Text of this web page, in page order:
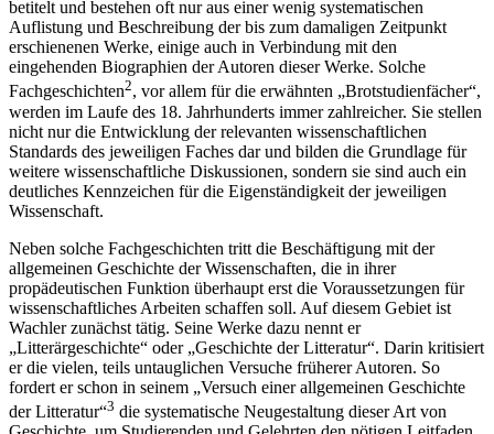
betitelt und bestehen oft nur aus einer wenig systematischen
Auflistung und Beschreibung der bis zum damaligen Zeitpunkt
erschienenen Werke, einige auch in Verbindung mit den
eingehenden Biographien der Autoren dieser Werke. Solche
Fachgeschichten2, vor allem für die erwähnten „Brotstudienfächer“,
werden im Laufe des 18. Jahrhunderts immer zahlreicher. Sie stellen
nicht nur die Entwicklung der relevanten wissenschaftlichen
Standards des jeweiligen Faches dar und bilden die Grundlage für
weitere wissenschaftliche Diskussionen, sondern sie sind auch ein
deutliches Kennzeichen für die Eigenständigkeit der jeweiligen
Wissenschaft.
Neben solche Fachgeschichten tritt die Beschäftigung mit der
allgemeinen Geschichte der Wissenschaften, die in ihrer
propädeutischen Funktion überhaupt erst die Voraussetzungen für
wissenschaftliches Arbeiten schaffen soll. Auf diesem Gebiet ist
Wachler zunächst tätig. Seine Werke dazu nennt er
„Litterärgeschichte“ oder „Geschichte der Litteratur“. Darin kritisiert
er die vielen, teils untauglichen Versuche früherer Autoren. So
fordert er schon in seinem „Versuch einer allgemeinen Geschichte
der Litteratur“3 die systematische Neugestaltung dieser Art von